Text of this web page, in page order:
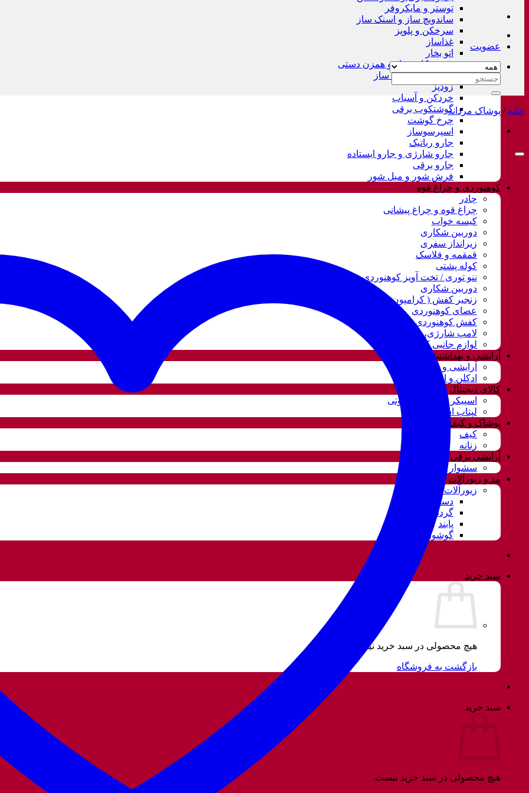
توستر و مایکروفر
ساندویچ ساز و اسنک ساز
سرخکن و پلوپز
غذاساز
اتو بخار
همزن کاسه دار و همزن دستی
چای ساز و قهوه ساز
زودپز
خردکن و آسیاب
گوشتکوب برقی
چرخ گوشت
اسپرسوساز
جارو رباتیک
جارو شارژی و جارو ایستاده
جارو برقی
فرش شور و مبل شور
کوهنوردی و چراغ قوه
چادر
چراغ قوه و چراغ پیشانی
کیسه خواب
دوربین شکاری
زیرانداز سفری
قمقمه و فلاسک
کوله پشتی
ننو توری / تخت آویز کوهنوردی مسافرتی
دوربین شکاری
زنجیر کفش ( کرامپون )
عصای کوهنوردی
کفش کوهنوردی
لامپ شارژی، نور و روشنایی
لوازم جانبی کوهنوردی
آرایشی و بهداشتی
آرایشی و بهداشتی
ادکلن و اسپری
کالای دیجیتال
اسپیکر و سیستم صوتی
لپتاب استوک
پوشاک و کیف
کیف
زنانه
آرایشی برقی
سشوار
مد و زیورآلات
زیورآلات و بدلیجات
دستبند
گردنبند و ست
پابند
گوشواره
سبد خرید
هیچ محصولی در سبد خرید نیست.
بازگشت به فروشگاه
سبد خرید
هیچ محصولی در سبد خرید نیست.
عضویت
جستجو
خانه / پوشاک مردانه